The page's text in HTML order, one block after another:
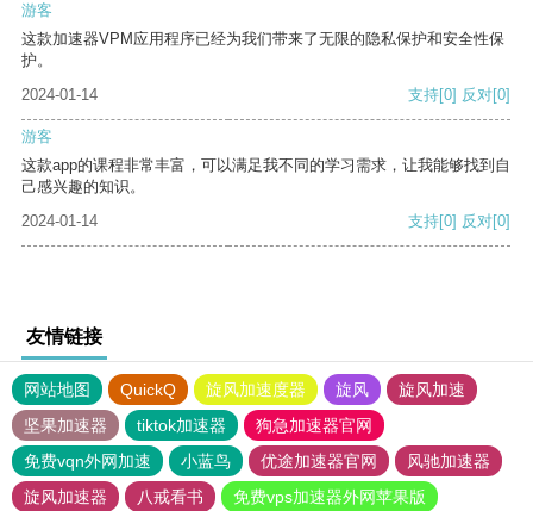
游客
这款加速器VPM应用程序已经为我们带来了无限的隐私保护和安全性保
护。
2024-01-14
支持[0] 反对[0]
游客
这款app的课程非常丰富，可以满足我不同的学习需求，让我能够找到自
己感兴趣的知识。
2024-01-14
支持[0] 反对[0]
友情链接
网站地图 QuickQ 旋风加速度器 旋风
旋风加速
坚果加速器
tiktok加速器
狗急加速器官网
免费vqn外网加速
小蓝鸟 优途加速器官网
风驰加速器
旋风加速器
八戒看书 免费vps加速器外网苹果版